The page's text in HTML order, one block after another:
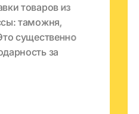
товаров из
таможня,
существенно
за